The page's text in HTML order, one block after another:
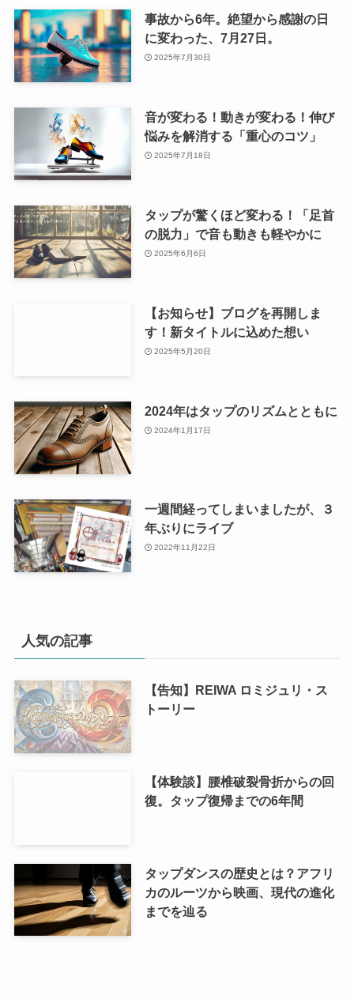
事故から6年。絶望から感謝の日
に変わった、7月27日。
2025年7月30日
音が変わる！動きが変わる！伸び
悩みを解消する「重心のコツ」
2025年7月18日
タップが驚くほど変わる！「足首
の脱力」で音も動きも軽やかに
2025年6月6日
【お知らせ】ブログを再開しま
す！新タイトルに込めた想い
2025年5月20日
2024年はタップのリズムとともに
2024年1月17日
一週間経ってしまいましたが、３
年ぶりにライブ
2022年11月22日
人気の記事
【告知】REIWA ロミジュリ・ス
トーリー
【体験談】腰椎破裂骨折からの回
復。タップ復帰までの6年間
タップダンスの歴史とは？アフリ
カのルーツから映画、現代の進化
までを辿る